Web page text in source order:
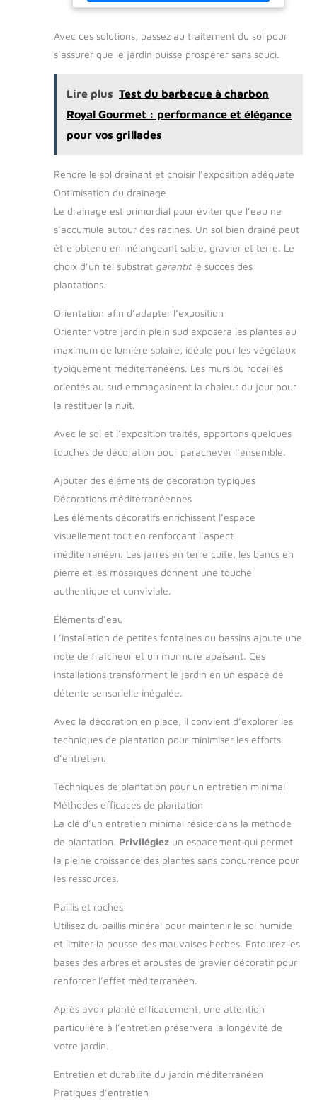
permet de passer du temps avec vos amis et votre
au manuel d'instructions, la chaise longue est prête à
léger. 【DÉTAILS DU COLIS】Contenu et dimensions de
Avec ces solutions, passez au traitement du sol pour
s’assurer que le jardin puisse prospérer sans souci.
Lire plus Test du barbecue à charbon
Royal Gourmet : performance et élégance
pour vos grillades
Rendre le sol drainant et choisir l’exposition adéquate
Optimisation du drainage
Le drainage est primordial pour éviter que l’eau ne
s’accumule autour des racines. Un sol bien drainé peut
être obtenu en mélangeant sable, gravier et terre. Le
choix d’un tel substrat garantitle succès des
plantations.
Orientation afin d’adapter l’exposition
Orienter votre jardin plein sud exposera les plantes au
maximum de lumière solaire, idéale pour les végétaux
typiquement méditerranéens. Les murs ou rocailles
orientés au sud emmagasinent la chaleur du jour pour
la restituer la nuit.
Avec le sol et l’exposition traités, apportons quelques
touches de décoration pour parachever l’ensemble.
Ajouter des éléments de décoration typiques
Décorations méditerranéennes
Les éléments décoratifs enrichissent l’espace
visuellement tout en renforçant l’aspect
méditerranéen. Les jarres en terre cuite, les bancs en
pierre et les mosaïques donnent une touche
authentique et conviviale.
Éléments d’eau
L’installation de petites fontaines ou bassins ajoute une
note de fraîcheur et un murmure apaisant. Ces
installations transforment le jardin en un espace de
détente sensorielle inégalée.
Avec la décoration en place, il convient d’explorer les
techniques de plantation pour minimiser les efforts
d’entretien.
Techniques de plantation pour un entretien minimal
Méthodes efficaces de plantation
La clé d’un entretien minimal réside dans la méthode
de plantation. Privilégiez un espacement qui permet
la pleine croissance des plantes sans concurrence pour
les ressources.
Paillis et roches
Utilisez du paillis minéral pour maintenir le sol humide
et limiter la pousse des mauvaises herbes. Entourez les
bases des arbres et arbustes de gravier décoratif pour
renforcer l’effet méditerranéen.
Après avoir planté efficacement, une attention
particulière à l’entretien préservera la longévité de
votre jardin.
Entretien et durabilité du jardin méditerranéen
Pratiques d’entretien